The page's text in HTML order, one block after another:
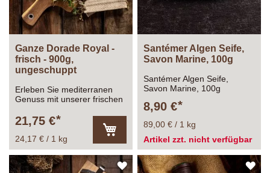
Ganze Dorade Royal -
frisch - 900g,
ungeschuppt
Erleben Sie mediterranen
Genuss mit unserer frischen
ausgenommen
21,75 €
24,17 € / 1 kg
den
Warenkorb
Santémer Algen Seife,
Savon Marine, 100g
Santémer Algen Seife,
Savon Marine, 100g
8,90 €
89,00 € / 1 kg
Artikel zzt. nicht verfügbar
ZUR